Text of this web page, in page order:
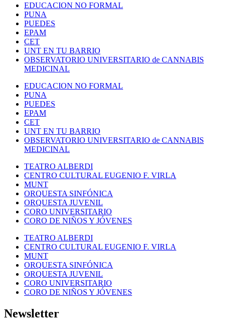
EDUCACION NO FORMAL
PUNA
PUEDES
EPAM
CET
UNT EN TU BARRIO
OBSERVATORIO UNIVERSITARIO de CANNABIS
MEDICINAL
EDUCACION NO FORMAL
PUNA
PUEDES
EPAM
CET
UNT EN TU BARRIO
OBSERVATORIO UNIVERSITARIO de CANNABIS
MEDICINAL
TEATRO ALBERDI
CENTRO CULTURAL EUGENIO F. VIRLA
MUNT
ORQUESTA SINFÓNICA
ORQUESTA JUVENIL
CORO UNIVERSITARIO
CORO DE NIÑOS Y JÓVENES
TEATRO ALBERDI
CENTRO CULTURAL EUGENIO F. VIRLA
MUNT
ORQUESTA SINFÓNICA
ORQUESTA JUVENIL
CORO UNIVERSITARIO
CORO DE NIÑOS Y JÓVENES
Newsletter